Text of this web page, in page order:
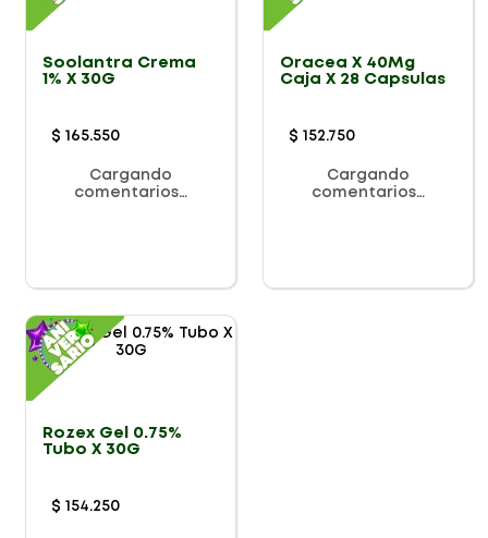
Soolantra Crema
1% X 30G
$ 165.550
Cargando
comentarios…
Oracea X 40Mg
Caja X 28 Capsulas
$ 152.750
Cargando
comentarios…
Rozex Gel 0.75%
Tubo X 30G
$ 154.250